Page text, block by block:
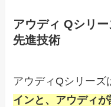
アウディ Qシリ
先進技術
アウディQシリーズ
インと、アウディ